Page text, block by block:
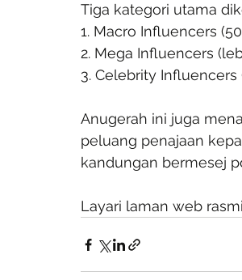
Tiga kategori utama
1. Macro Influencers
2. Mega Influencers
3. Celebrity
Anugerah ini juga
peluang penajaan
kandungan bermesej
Layari laman web